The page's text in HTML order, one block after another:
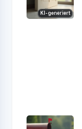
KI-generiert